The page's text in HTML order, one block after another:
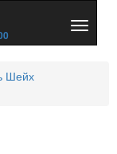
скрыть
Шейх